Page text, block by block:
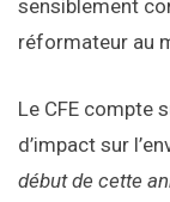
sensiblement
réformateur au
Le CFE compte
d’impact sur
début de cette